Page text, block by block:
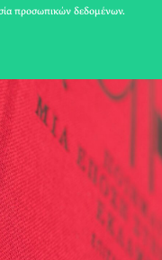
προσωπικών δεδομένων.